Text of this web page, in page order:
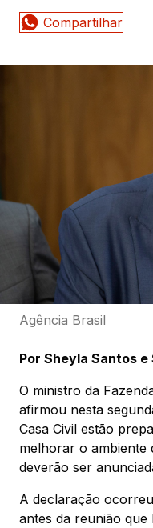
Agência Brasil
Por Sheyla Santos
O ministro da
afirmou nesta
Casa Civil estão
melhorar o ambiente
deverão ser
A declaração
antes da reunião